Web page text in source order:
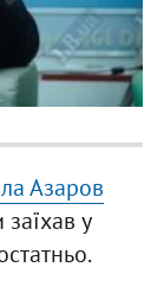
Азаров
у